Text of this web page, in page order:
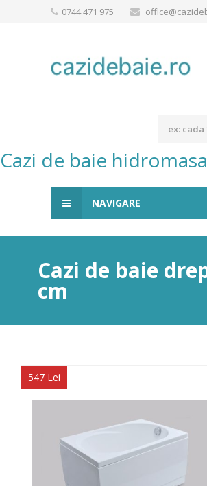
0744 471 975
Cazi de baie
NAVIGARE
Cazi de baie
cm
547 Lei